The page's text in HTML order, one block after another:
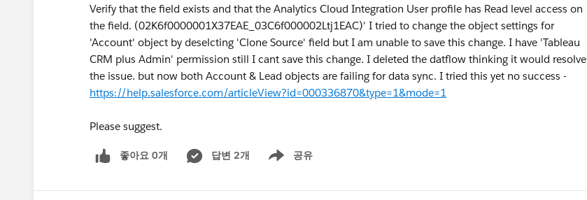
Verify that the field exists and that the Analytics Cloud Integration User profile has Read level access on
the field. (02K6f0000001X37EAE_03C6f000002Ltj1EAC)' I tried to change the object settings for
'Account' object by deselcting 'Clone Source' field but I am unable to save this change. I have 'Tableau
CRM plus Admin' permission still I cant save this change. I deleted the datflow thinking it would resolve
the issue. but now both Account & Lead objects are failing for data sync. I tried this yet no success -
https://help.salesforce.com/articleView?id=000336870&type=1&mode=1
Please suggest.
좋아요 0개 답변 2개 공유
Show menu